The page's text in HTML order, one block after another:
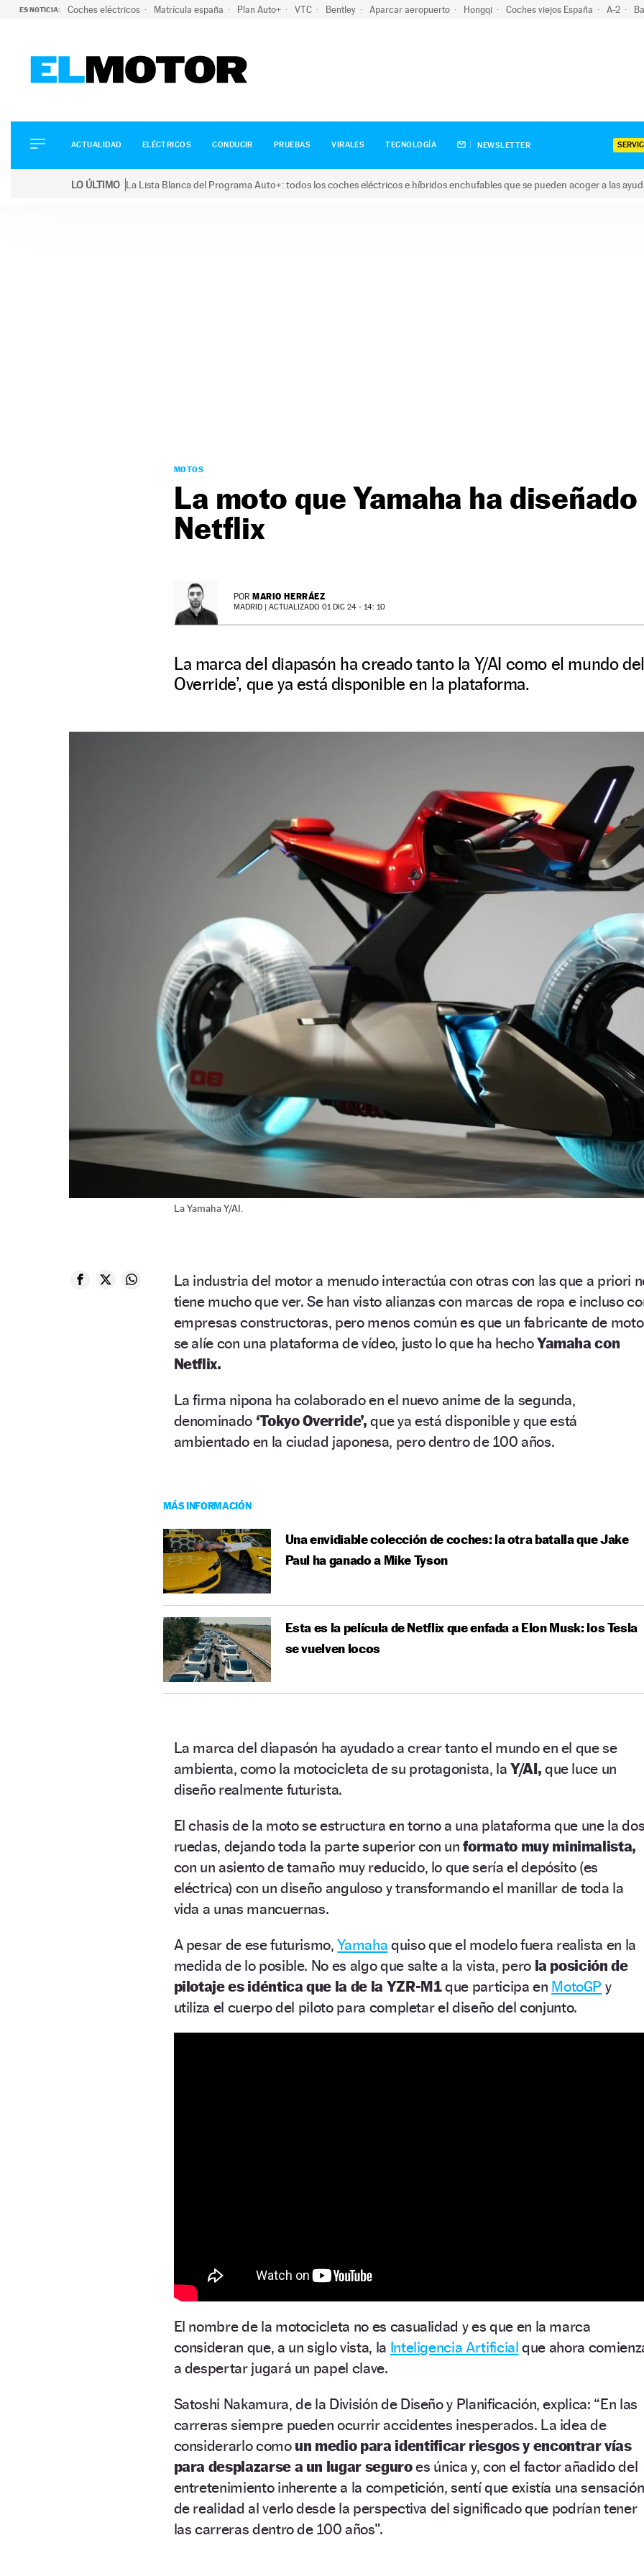
ES NOTICIA: Coches eléctricos Matrícula españa Plan Auto+ VTC Bentley Aparcar aeropuerto Hongqi Coches viejos España A-2
ELÉCTRICOS
CONDUCIR
ACTUALIDAD ELÉCTRICOS CONDUCIR PRUEBAS VIRALES TECNOLOGÍA NEWSLETTER
LO ÚLTIMO La Lista Blanca del Programa Auto+: todos los coches eléctricos e híbridos enchufables que se pueden acoger a las
MOTOS
La moto que Yamaha ha
Netflix
POR MARIO HERRÁEZ
MADRID | ACTUALIZADO 01 DIC 24 - 14: 10
La marca del diapasón ha creado tanto la Y/AI como el mundo
Override’, que ya está disponible en la plataforma.
La Yamaha Y/AI.
La industria del motor a menudo interactúa con otras con las que a priori
tiene mucho que ver. Se han visto alianzas con marcas de ropa e incluso
empresas constructoras, pero menos común es que un fabricante de
se alíe con una plataforma de vídeo, justo lo que ha hechoYamaha con
Netflix.
La firma nipona ha colaborado en el nuevo anime de la segunda,
denominado ‘Tokyo Override’, que ya está disponible y que está
ambientado en la ciudad japonesa, pero dentro de 100 años.
MÁS INFORMACIÓN
Una envidiable colección de coches: la otra batalla que Jake
Paul ha ganado a Mike Tyson
Esta es la película de Netflix que enfada a Elon Musk: los Tesla
se vuelven locos
La marca del diapasón ha ayudado a crear tanto el mundo en el que se
ambienta, como la motocicleta de su protagonista, la Y/AI, que luce un
diseño realmente futurista.
El chasis de la moto se estructura en torno a una plataforma que une la
ruedas, dejando toda la parte superior con un formato muy minimalista,
con un asiento de tamaño muy reducido, lo que sería el depósito (es
eléctrica) con un diseño anguloso y transformando el manillar de toda la
vida a unas mancuernas.
A pesar de ese futurismo,Yamaha quiso que el modelo fuera realista en la
medida de lo posible. No es algo que salte a la vista, pero la posición de
pilotaje es idéntica que la de la YZR-M1que participa en MotoGP y
utiliza el cuerpo del piloto para completar el diseño del conjunto.
El nombre de la motocicleta no es casualidad y es que en la marca
consideran que, a un siglo vista, la Inteligencia Artificial que ahora
a despertar jugará un papel clave.
Satoshi Nakamura, de la División de Diseño y Planificación, explica: “En las
carreras siempre pueden ocurrir accidentes inesperados. La idea de
considerarlo como un medio para identificar riesgos y encontrar vías
para desplazarse a un lugar seguroes única y, con el factor añadido del
entretenimiento inherente a la competición, sentí que existía una sensación
de realidad al verlo desde la perspectiva del significado que podrían tener
las carreras dentro de 100 años”.